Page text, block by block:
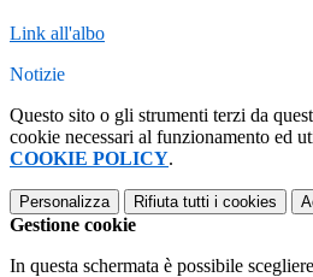
Link all'albo
Notizie
Questo sito o gli strumenti terzi da
cookie necessari al funzionamento ed
COOKIE POLICY.
Personalizza Rifiuta tutti i cookies
Gestione cookie
In questa schermata è possibile